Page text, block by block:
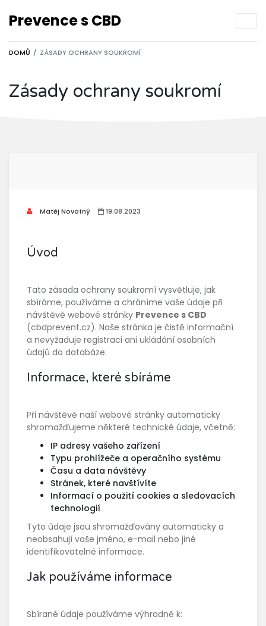
Prevence s CBD
DOMŮ ZÁSADY OCHRANY SOUKROMÍ
Zásady ochrany soukromí
Matěj Novotný 19.08.2023
Úvod
Tato zásada ochrany soukromí vysvětluje, jak
sbíráme, používáme a chráníme vaše údaje při
návštěvě webové stránky Prevence s CBD
(cbdprevent.cz). Naše stránka je čistě informační
a nevyžaduje registraci ani ukládání osobních
údajů do databáze.
Informace, které sbíráme
Při návštěvě naší webové stránky automaticky
shromažďujeme některé technické údaje, včetně:
IP adresy vašeho zařízení
Typu prohlížeče a operačního systému
Času a data návštěvy
Stránek, které navštívíte
Informací o použití cookies a sledovacích
technologií
Tyto údaje jsou shromažďovány automaticky a
neobsahují vaše jméno, e-mail nebo jiné
identifikovatelné informace.
Jak používáme informace
Sbírané údaje používáme výhradně k: